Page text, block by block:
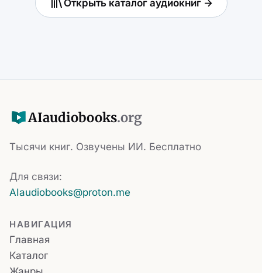
Открыть каталог аудиокниг →
AIaudiobooks.org
Тысячи книг. Озвучены ИИ. Бесплатно
Для связи:
AIaudiobooks@proton.me
НАВИГАЦИЯ
Главная
Каталог